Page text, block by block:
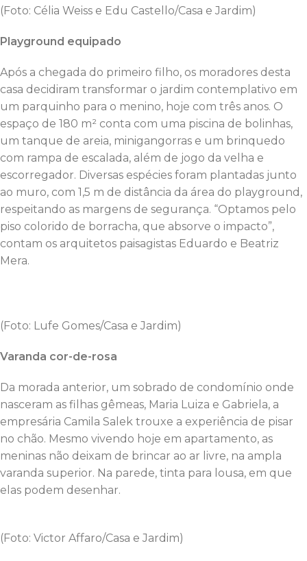
(Foto: Célia Weiss e Edu Castello/Casa e Jardim)
Playground equipado
Após a chegada do primeiro filho, os moradores desta
casa decidiram transformar o jardim contemplativo em
um parquinho para o menino, hoje com três anos. O
espaço de 180 m² conta com uma piscina de bolinhas,
um tanque de areia, minigangorras e um brinquedo
com rampa de escalada, além de jogo da velha e
escorregador. Diversas espécies foram plantadas junto
ao muro, com 1,5 m de distância da área do playground,
respeitando as margens de segurança. “Optamos pelo
piso colorido de borracha, que absorve o impacto”,
contam os arquitetos paisagistas Eduardo e Beatriz
Mera.
(Foto: Lufe Gomes/Casa e Jardim)
Varanda cor-de-rosa
Da morada anterior, um sobrado de condomínio onde
nasceram as filhas gêmeas, Maria Luiza e Gabriela, a
empresária Camila Salek trouxe a experiência de pisar
no chão. Mesmo vivendo hoje em apartamento, as
meninas não deixam de brincar ao ar livre, na ampla
varanda superior. Na parede, tinta para lousa, em que
elas podem desenhar.
(Foto: Victor Affaro/Casa e Jardim)